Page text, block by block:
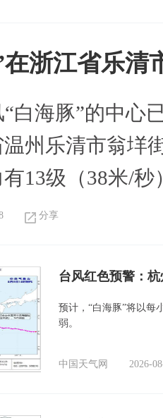
在浙江省乐清
白海豚”的中心
州乐清市翁垟
13级（38米/秒
分享
台风红色预警：
预计，“白海豚”将以每
弱。
中国天气网 2026-